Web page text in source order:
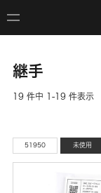
継手
19 件中 1-19 件表示
51950 未使用